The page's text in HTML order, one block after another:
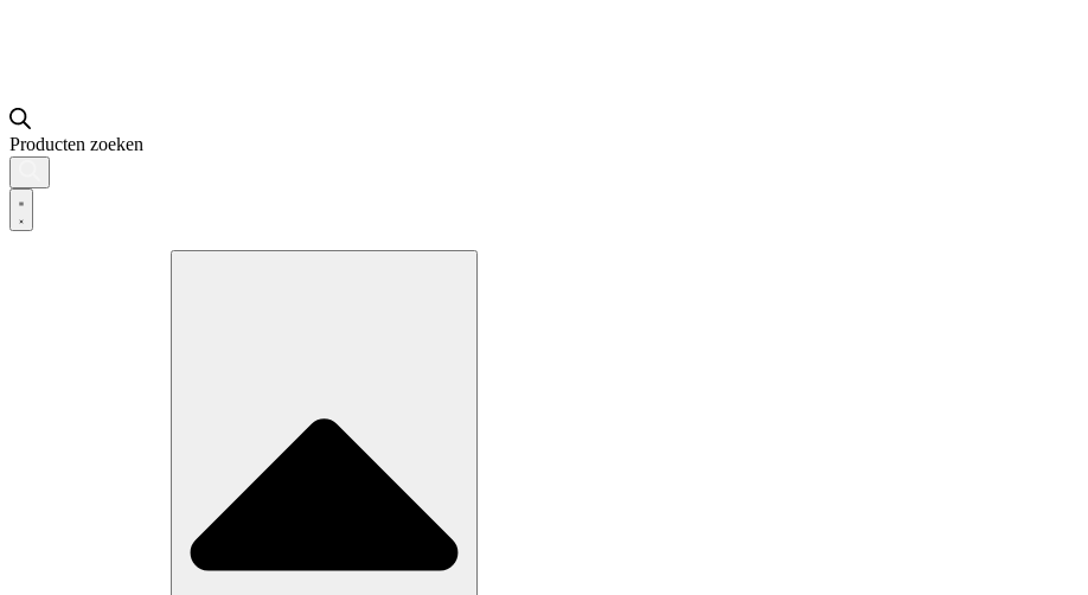
Producten zoeken